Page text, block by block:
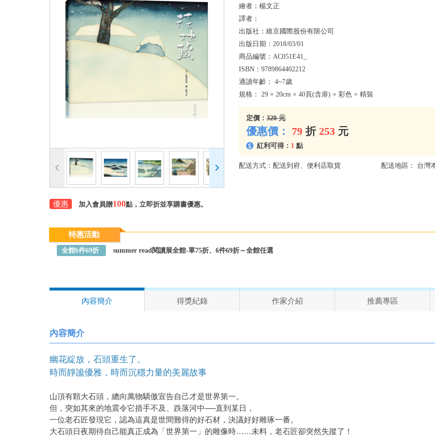
優惠 加入會員贈100點，立即折並享購書優惠。
繪者： 楊文正
譯者：
出版社： 維京國際股份有限公司
出版日期： 2018/03/01
商品編號： AC051E41_
ISBN： 9789864402212
適讀年齡： 4~7歲
規格： 29 × 20cm × 40頁(含扉) × 彩色 × 精裝
定價： 320 元
優惠價： 79 折 253 元
紅利可得： 1 點
配送方式：配送到府、便利店取貨 配送地區： 台灣
特惠活動
全館6件69折 summer read閱讀展全館-單75折、6件69折～全館任選
內容簡介 得獎紀錄 作家介紹 推薦專區
內容簡介
幽花綻放，石頭重生了。
時而靜謐優雅，時而沉穩力量的美麗故事
山頂有顆大石頭，總向萬物驕傲宣告自己才是世界第一。
但，突如其來的地震令它措手不及、跌落河中──直到某日，
一位老石匠發現它，認為這真是世間難得的好石材，決議好好雕琢一番。
大石頭日夜期待自己能真正成為「世界第一」的雕像時……未料，老石匠卻突然失蹤了！